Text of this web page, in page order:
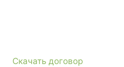
Скачать договор